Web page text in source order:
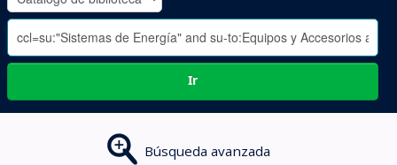
-
Ir
Búsqueda avanzada